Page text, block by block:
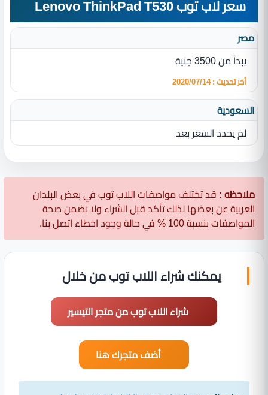
سعر لاب توب Lenovo ThinkPad T530
مصر
يبدأ من 3500 جنية
أخر تحديث : 2020/07/14
السعودية
لم يحدد السعر بعد
ملاحظه : قد تختلف مواصفات اللاب توب في بعض البلدان
العربية عن بعضها لذلك تأكد قبل الشراء ولا نضمن صحة
المواصفات بنسبة 100 % في حالة وجود اخطاء اتصل بنا.
يمكنك شراء اللاب توب من خلال
شراء اللاب توب من متجر التيسير
أضف متجرك هنا